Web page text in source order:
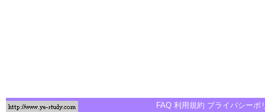
FAQ 利用規約 プライバシーポ